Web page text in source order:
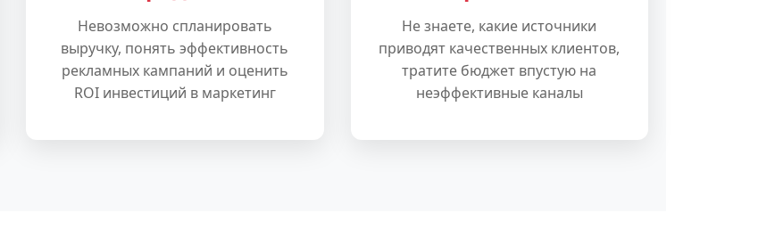
Невозможно спланировать
выручку, понять эффективность
рекламных кампаний и оценить
ROI инвестиций в маркетинг
Не знаете, какие источники
приводят качественных клиентов,
тратите бюджет впустую на
неэффективные каналы